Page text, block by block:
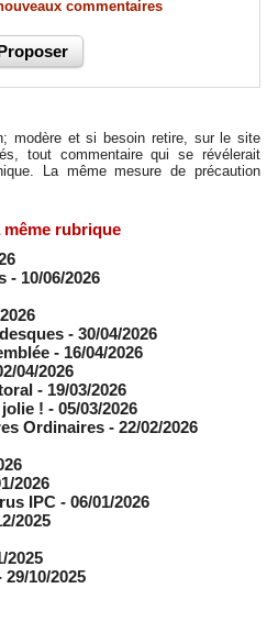
commentaires
modère et si besoin retire, sur le site
tout commentaire qui se révélerait
La même mesure de précaution
même rubrique
- 10/06/2026
- 30/04/2026
- 16/04/2026
04/2026
- 19/03/2026
! - 05/03/2026
Ordinaires - 22/02/2026
2026
IPC - 06/01/2026
2025
2025
29/10/2025